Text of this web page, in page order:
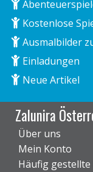
Kostenlose
Ausmalbilder
Einladungen
Neue Artikel
Zalunira
Über uns
Mein Konto
Häufig gestellte